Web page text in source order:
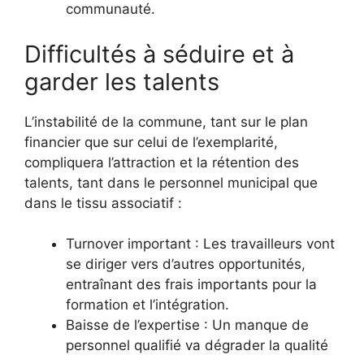
communauté.
Difficultés à séduire et à
garder les talents
L’instabilité de la commune, tant sur le plan
financier que sur celui de l’exemplarité,
compliquera l’attraction et la rétention des
talents, tant dans le personnel municipal que
dans le tissu associatif :
Turnover important : Les travailleurs vont
se diriger vers d’autres opportunités,
entraînant des frais importants pour la
formation et l’intégration.
Baisse de l’expertise : Un manque de
personnel qualifié va dégrader la qualité